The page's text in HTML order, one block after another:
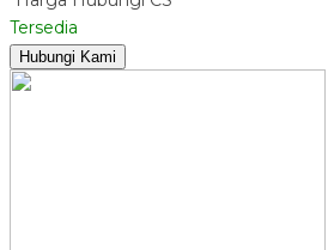
Tersedia
Hubungi Kami